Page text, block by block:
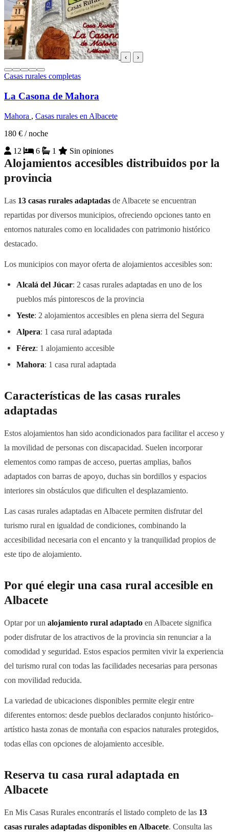
‹ ›
Casas rurales completas
La Casona de Mahora
Mahora , Casas rurales en Albacete
180 € / noche
12
6 1 Sin opiniones
Alojamientos accesibles distribuidos por la
provincia
Las 13 casas rurales adaptadas de Albacete se encuentran
repartidas por diversos municipios, ofreciendo opciones tanto en
entornos naturales como en localidades con patrimonio histórico
destacado.
Los municipios con mayor oferta de alojamientos accesibles son:
Alcalá del Júcar: 2 casas rurales adaptadas en uno de los
pueblos más pintorescos de la provincia
Yeste: 2 alojamientos accesibles en plena sierra del Segura
Alpera: 1 casa rural adaptada
Férez: 1 alojamiento accesible
Mahora: 1 casa rural adaptada
Características de las casas rurales
adaptadas
Estos alojamientos han sido acondicionados para facilitar el acceso y
la movilidad de personas con discapacidad. Suelen incorporar
elementos como rampas de acceso, puertas amplias, baños
adaptados con barras de apoyo, duchas sin bordillos y espacios
interiores sin obstáculos que dificulten el desplazamiento.
Las casas rurales adaptadas en Albacete permiten disfrutar del
turismo rural en igualdad de condiciones, combinando la
accesibilidad necesaria con el encanto y la tranquilidad propios de
este tipo de alojamiento.
Por qué elegir una casa rural accesible en
Albacete
Optar por un alojamiento rural adaptado en Albacete significa
poder disfrutar de los atractivos de la provincia sin renunciar a la
comodidad y seguridad. Estos espacios permiten vivir la experiencia
del turismo rural con todas las facilidades necesarias para personas
con movilidad reducida.
La variedad de ubicaciones disponibles permite elegir entre
diferentes entornos: desde pueblos declarados conjunto histórico-
artístico hasta zonas de montaña con espacios naturales protegidos,
todas ellas con opciones de alojamiento accesible.
Reserva tu casa rural adaptada en
Albacete
En Mis Casas Rurales encontrarás el listado completo de las 13
casas rurales adaptadas disponibles en Albacete. Consulta las